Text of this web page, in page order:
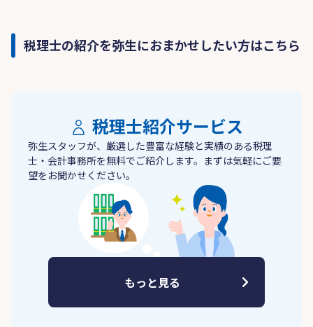
税理士の紹介を弥生におまかせしたい方はこちら
税理士紹介サービス
弥生スタッフが、厳選した豊富な経験と実績のある税理
士・会計事務所を無料でご紹介します。まずは気軽にご要
望をお聞かせください。
もっと見る